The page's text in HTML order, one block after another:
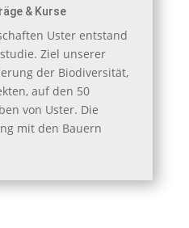
& Kurse
Uster entstand
Ziel unserer
der Biodiversität,
auf den 50
von Uster. Die
mit den Bauern